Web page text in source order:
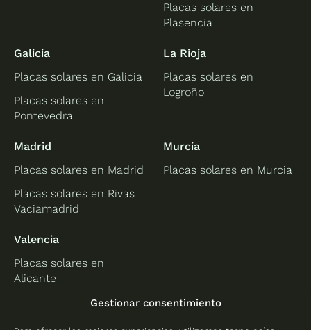
Gestionar consentimiento
Placas solares en
Plasencia
Galicia
Placas solares en Galicia
Placas solares en
Pontevedra
La Rioja
Placas solares en
Logroño
Madrid
Placas solares en Madrid
Placas solares en Rivas
Vaciamadrid
Murcia
Placas solares en Murcia
Valencia
Placas solares en
Alicante
Placas solares en